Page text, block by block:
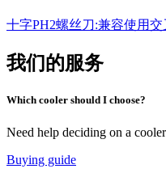
十字PH2螺丝刀:兼容使用交
我们的服务
Which cooler should I choose?
Need help deciding on a
Buying guide